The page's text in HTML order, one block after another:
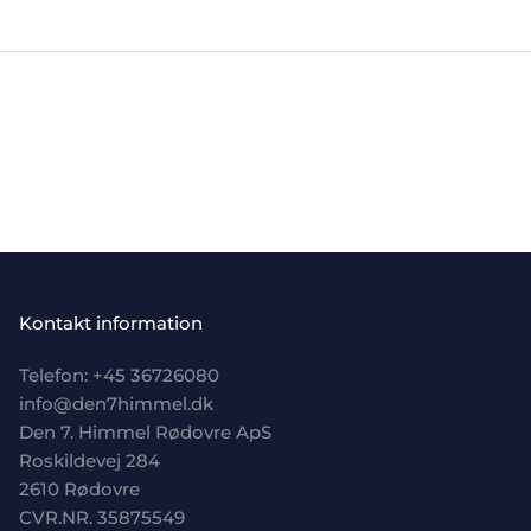
Kontakt information
Telefon: +45 36726080
info@den7himmel.dk
Den 7. Himmel Rødovre ApS
Roskildevej 284
2610 Rødovre
CVR.NR. 35875549